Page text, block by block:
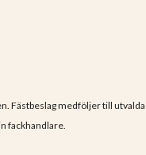
Fästbeslag medföljer till
fackhandlare.